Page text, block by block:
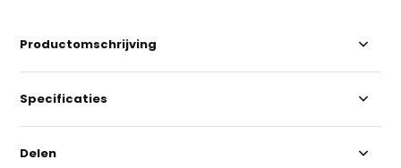
Productomschrijving
Specificaties
Delen